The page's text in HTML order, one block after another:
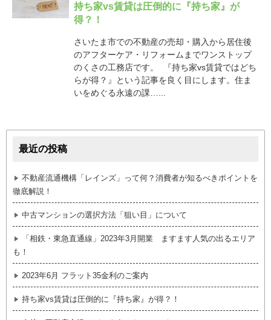
持ち家vs賃貸は圧倒的に『持ち家』が
得？！
さいたま市での不動産の売却・購入から居住後
のアフターケア・リフォームまでワンストップ
のくさの工務店です。 『持ち家vs賃貸ではどち
らが得？』という記事を良く目にします。住ま
いをめぐる永遠の課…...
最近の投稿
不動産流通機構「レインズ」って何？消費者が知るべきポイントを
徹底解説！
中古マンションの選択方法「狙い目」について
「相鉄・東急直通線」2023年3月開業 ますます人気の出るエリア
も！
2023年6月 フラット35金利のご案内
持ち家vs賃貸は圧倒的に『持ち家』が得？！